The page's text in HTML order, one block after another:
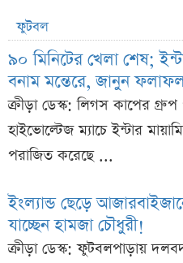
ফুটবল
৯০ মিনিটের খেলা শেষ;
বনাম মন্তেরে, জানুন
ক্রীড়া ডেস্ক: লিগস কাপের গ্রুপ
হাইভোল্টেজ ম্যাচে ইন্টার
পরাজিত করেছে ...
ইংল্যান্ড ছেড়ে
যাচ্ছেন হামজা চৌধুরী!
ক্রীড়া ডেস্ক: ফুটবলপাড়ায়